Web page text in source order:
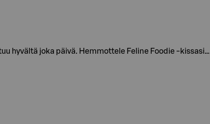
hyvältä joka päivä. Hemmottele Feline Foodie -kissasi…